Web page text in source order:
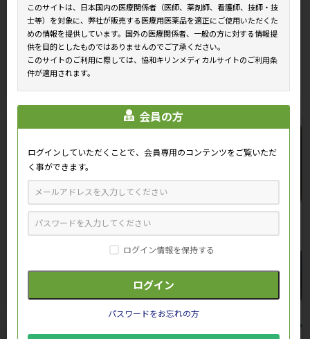
第3回 ケーススタディ：がんと診断された患者が抗がん剤
による治療を拒むケース
このサイトは、日本国内の医療関係者（医師、薬剤師、看護師、技師・技
士等）を対象に、弊社が販売する医療用医薬品を適正にご使用いただくた
めの情報を提供しています。国外の医療関係者、一般の方に対する情報提
供を目的としたものではありませんのでご了承ください。
このサイトのご利用に際しては、協和キリンメディカルサイトのご利用条
件が適用されます。
会員の方
ログインしていただくことで、会員専用のコンテンツをご覧いただ
く事ができます。
ログイン情報を保持する
パスワードをお忘れの方